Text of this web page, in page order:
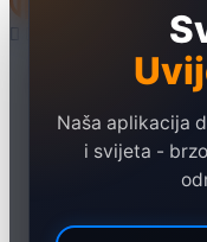
Naša aplikacija
i svijeta -
Društvo